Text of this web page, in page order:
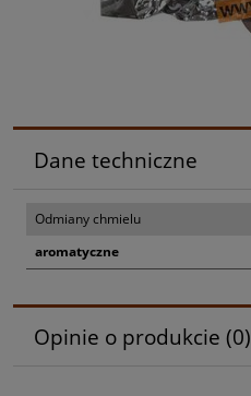
Dane techniczne
Odmiany chmielu
aromatyczne
Opinie o produkcie (0)